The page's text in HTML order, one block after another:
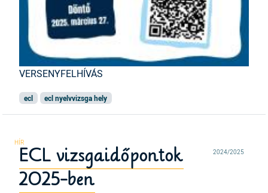
VERSENYFELHÍVÁS
ecl ecl nyelvvizsga hely
2024/2025
ECL vizsgaidőpontok
2025-ben